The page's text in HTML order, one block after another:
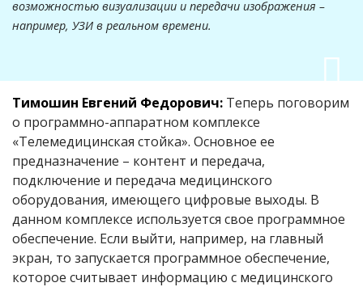
возможностью визуализации и передачи изображения –
например, УЗИ в реальном времени.
Тимошин Евгений Федорович: Теперь поговорим
о программно-аппаратном комплексе
«Телемедицинская стойка». Основное ее
предназначение – контент и передача,
подключение и передача медицинского
оборудования, имеющего цифровые выходы. В
данном комплексе используется свое программное
обеспечение. Если выйти, например, на главный
экран, то запускается программное обеспечение,
которое считывает информацию с медицинского